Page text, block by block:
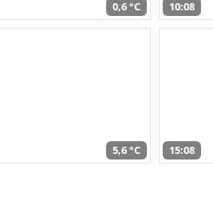
0,6 °C 10:08
5,6 °C 15:08